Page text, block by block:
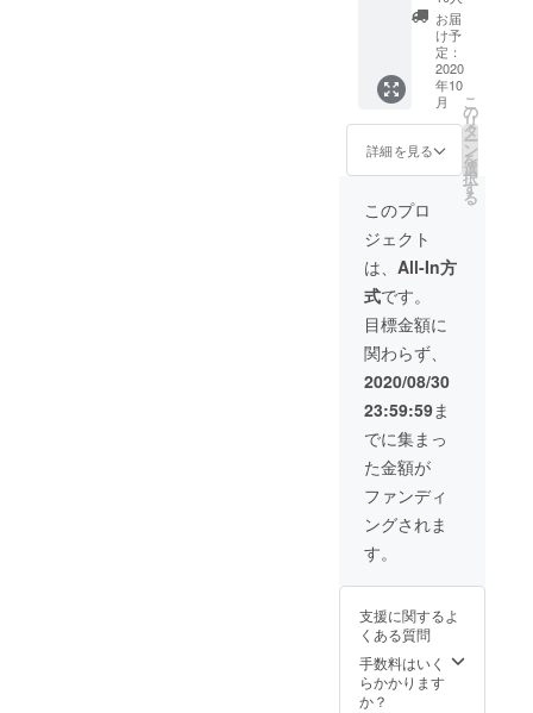
可能性
もござ
いま
す。 ※
ご注文
状況、
材の供
給状
造工程
上の都
合等に
より出
が遅れ
る場合
があり
ます。
す。 ※
ご注文
状況、
使用部
材の供
給状
況、製
造工程
より出
が遅れ
る場合
ます。
cm ● 重
さ：
550g ※
送料込
みで
す。 ※
皆様の
ご支援
率が向
場合、
正規販
売価格
が販売
予定価
格より
下がる
可能性
いま
す。 ※
ご注文
状況、
使用部
材の供
給状
上の都
合等に
より出
荷時期
が遅れ
る場合
al
Moyen
・完成
した商
品×１点
［一般
販売予
定価
格
円の
30%OF
F］
Velo
univers
al
Moyen
● サイ
ズ：
36×17×
26（W×
D×H）
cm ● 重
さ：
750g ※
送料込
みで
す。 ※
により
率が向
上した
場合、
正規販
お届
け予
定：
2020
年10
月
詳細を見る
こ
の
リ
タ
ー
ン
を
選
択
す
る
このプロ
ジェクト
は、 All-In方
式です。
目標金額に
関わらず、
2020/08/30
23:59:59ま
でに集まっ
た金額が
ファンディ
ングされま
す。
支援に関するよ
くある質問
手数料はいく
らかかります
か？